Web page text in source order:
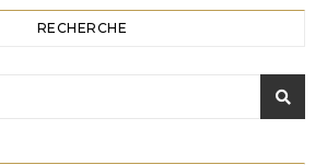
RECHERCHE